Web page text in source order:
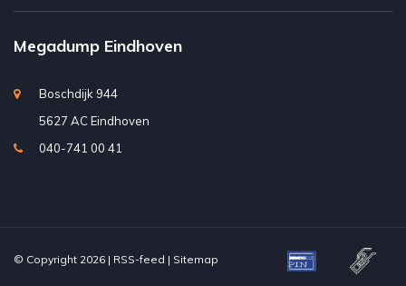
Megadump Eindhoven
Boschdijk 944
5627 AC Eindhoven
040-741 00 41
© Copyright 2026 | RSS-feed | Sitemap